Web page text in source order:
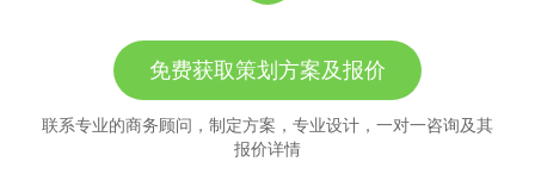
免费获取策划方案及报价
联系专业的商务顾问，制定方案，专业设计，一对一咨询及其
报价详情